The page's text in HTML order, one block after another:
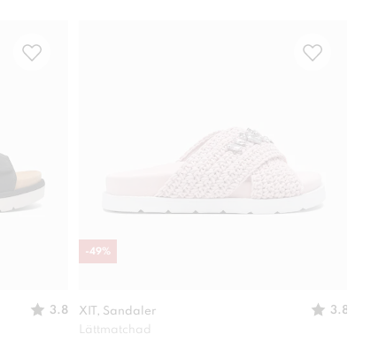
3.8
XIT, Sandaler
3.8
Lättmatchad
-49%